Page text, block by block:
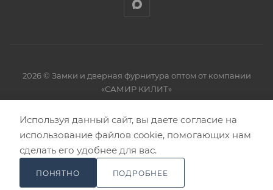
Используя данный сайт, вы даете согласие на
использование файлов cookie, помогающих нам
сделать его удобнее для вас.
ПОНЯТНО ПОДРОБНЕЕ
2026 © Замки и дверная фурнитура оптом от компании
«САМИР КИЛИТ»